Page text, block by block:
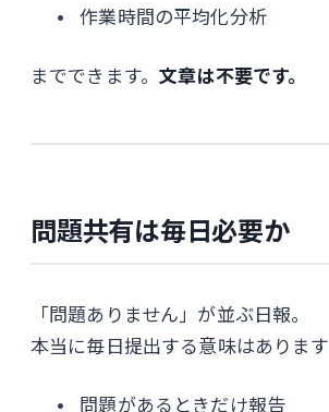
作業時間の平均化分析
までできます。文章は不要です。
問題共有は毎日必要か
「問題ありません」が並ぶ日報。
本当に毎日提出する意味はあります
問題があるときだけ報告